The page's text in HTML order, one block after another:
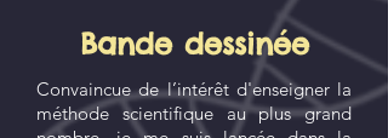
Bande dessinée
Convaincue de l’intérêt d'enseigner la
méthode scientifique au plus grand